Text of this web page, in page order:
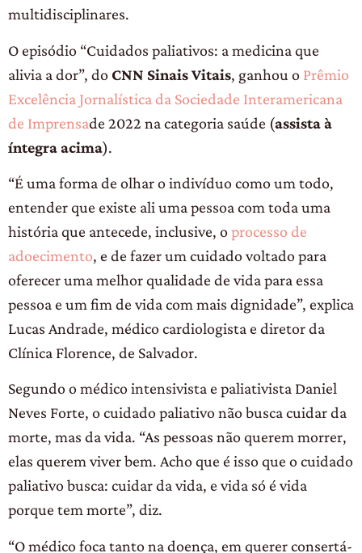
multidisciplinares.
O episódio “Cuidados paliativos: a medicina que
alivia a dor”, do CNN Sinais Vitais, ganhou o Prêmio
Excelência Jornalística da Sociedade Interamericana
de Imprensade 2022 na categoria saúde (assista à
íntegra acima).
“É uma forma de olhar o indivíduo como um todo,
entender que existe ali uma pessoa com toda uma
história que antecede, inclusive, o processo de
adoecimento, e de fazer um cuidado voltado para
oferecer uma melhor qualidade de vida para essa
pessoa e um fim de vida com mais dignidade”, explica
Lucas Andrade, médico cardiologista e diretor da
Clínica Florence, de Salvador.
Segundo o médico intensivista e paliativista Daniel
Neves Forte, o cuidado paliativo não busca cuidar da
morte, mas da vida. “As pessoas não querem morrer,
elas querem viver bem. Acho que é isso que o cuidado
paliativo busca: cuidar da vida, e vida só é vida
porque tem morte”, diz.
“O médico foca tanto na doença, em querer consertá-